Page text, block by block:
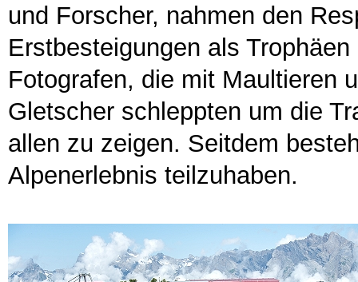
und Forscher, nahmen den
Erstbesteigungen als
Fotografen, die mit Maultieren
Gletscher schleppten um die
allen zu zeigen. Seitdem
Alpenerlebnis teilzuhaben.